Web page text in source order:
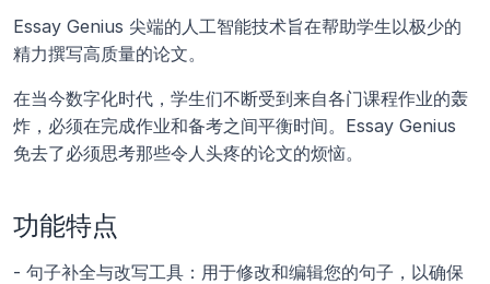
Essay Genius 尖端的人工智能技术旨在帮助学生以极少的
精力撰写高质量的论文。
在当今数字化时代，学生们不断受到来自各门课程作业的轰
炸，必须在完成作业和备考之间平衡时间。Essay Genius
免去了必须思考那些令人头疼的论文的烦恼。
功能特点
- 句子补全与改写工具：用于修改和编辑您的句子，以确保